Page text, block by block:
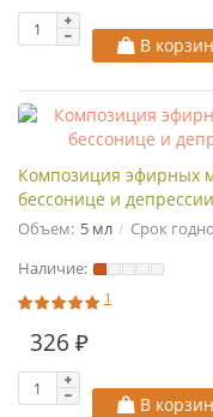
В
Композиция
бессонице и
Объем: 5 мл Срок
Наличие:
1
326 ₽
В